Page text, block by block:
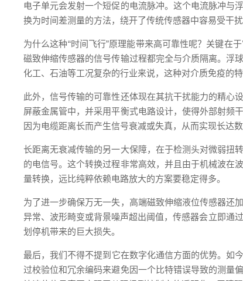
电子单元会发射一个短促的电流脉冲。这个电流脉冲与
换为时间差测量的方法，绕开了传统传感器中容易受干
为什么这种“时间飞行”原理能带来高可靠性呢？关键在
磁致伸缩传感器的信号传输过程都完全与介质隔离。浮
化工、石油等工况复杂的行业来说，这种对介质免疫的
此外，信号传输的可靠性还体现在其抗干扰能力的精心
屏蔽金属管中，并采用平衡式电路设计，使得外部射频
因为电缆距离长而产生信号衰减或失真，从而实现长达
长距离无衰减传输的另一大保障，在于检测头对微弱扭
的电信号。这个转换过程非常高效，并且由于机械波在
量转换，远比纯粹依赖电路放大的方案要稳定得多。
为了进一步确保万无一失，高端磁致伸缩液位传感器还
异常、波形畸变或背景噪声超出阈值，传感器会立即通
划停机带来的巨大损失。
最后，我们不得不提到它在数字化通信方面的优势。如
过校验位和冗余编码来避免因一个比特错误导致的测量